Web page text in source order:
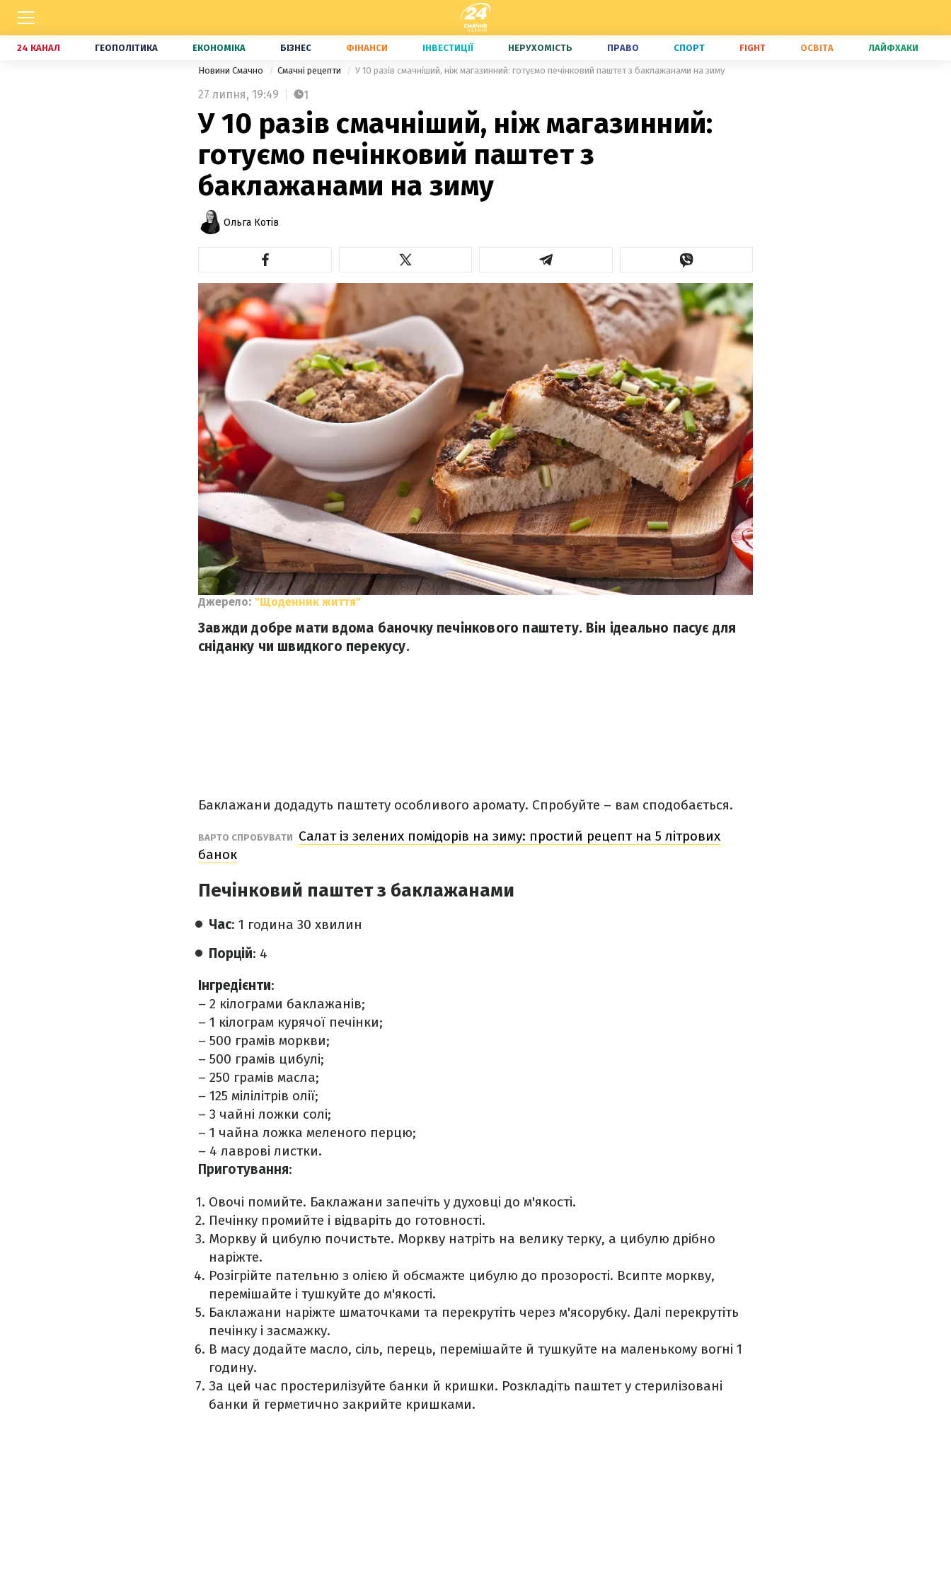
24 КАНАЛ ГЕОПОЛІТИКА ЕКОНОМІКА БІЗНЕС ФІНАНСИ ІНВЕСТИЦІЇ НЕРУХОМІСТЬ ПРАВО СПОРТ FIGHT ОСВІТА ЛАЙФХАКИ
Новини Смачно Смачні рецепти У 10 разів смачніший, ніж магазинний: готуємо печінковий паштет з баклажанами на зиму
27 липня, 19:49 1
У 10 разів смачніший, ніж магазинний:
готуємо печінковий паштет з
баклажанами на зиму
Ольга Котів
Джерело: "Щоденник життя"
Завжди добре мати вдома баночку печінкового паштету. Він ідеально пасує для
сніданку чи швидкого перекусу.
Баклажани додадуть паштету особливого аромату. Спробуйте – вам сподобається.
ВАРТО СПРОБУВАТИ
Салат із зелених помідорів на зиму: простий рецепт на 5 літрових
банок
Печінковий паштет з баклажанами
Час: 1 година 30 хвилин
Порцій: 4
Інгредієнти:
– 2 кілограми баклажанів;
– 1 кілограм курячої печінки;
– 500 грамів моркви;
– 500 грамів цибулі;
– 250 грамів масла;
– 125 мілілітрів олії;
– 3 чайні ложки солі;
– 1 чайна ложка меленого перцю;
– 4 лаврові листки.
Приготування:
Овочі помийте. Баклажани запечіть у духовці до м'якості.
Печінку промийте і відваріть до готовності.
Моркву й цибулю почистьте. Моркву натріть на велику терку, а цибулю дрібно
наріжте.
Розігрійте пательню з олією й обсмажте цибулю до прозорості. Всипте моркву,
перемішайте і тушкуйте до м'якості.
Баклажани наріжте шматочками та перекрутіть через м'ясорубку. Далі перекрутіть
печінку і засмажку.
В масу додайте масло, сіль, перець, перемішайте й тушкуйте на маленькому вогні 1
годину.
За цей час простерилізуйте банки й кришки. Розкладіть паштет у стерилізовані
банки й герметично закрийте кришками.